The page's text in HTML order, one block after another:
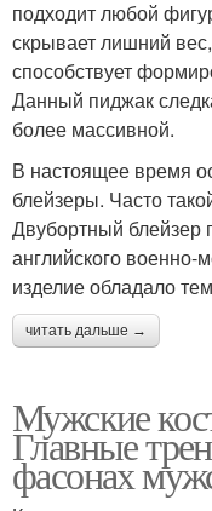
подходит любой
скрывает лишний
способствует
Данный пиджак
более массивной.
В настоящее время
блейзеры. Часто
Двубортный
английского военно-
изделие обладало
читать дальше →
Мужские
Главные
фасонах